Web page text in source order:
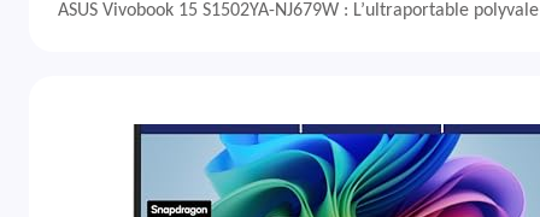
ASUS Vivobook 15 S1502YA-NJ679W : L’ultraportable